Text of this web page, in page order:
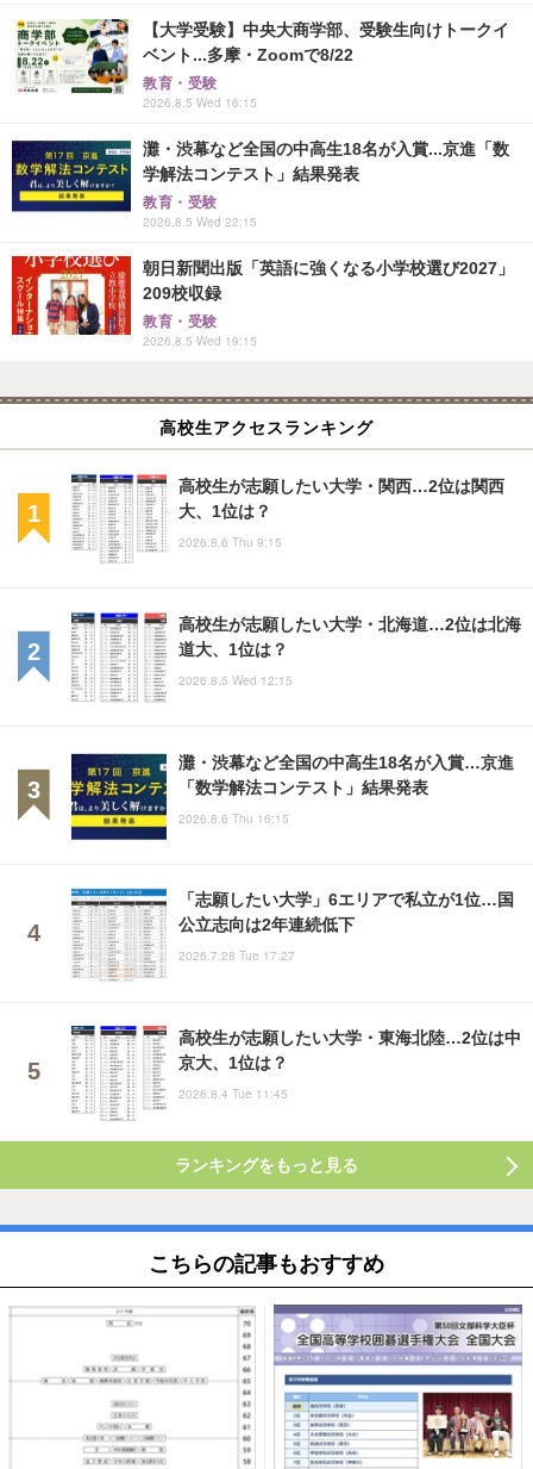
【大学受験】中央大商学部、受験生向けトークイ
ベント...多摩・Zoomで8/22
教育・受験
2026.8.5 Wed 16:15
灘・渋幕など全国の中高生18名が入賞...京進「数
学解法コンテスト」結果発表
教育・受験
2026.8.5 Wed 22:15
朝日新聞出版「英語に強くなる小学校選び2027」
209校収録
教育・受験
2026.8.5 Wed 19:15
高校生アクセスランキング
高校生が志願したい大学・関西…2位は関西
大、1位は？
2026.8.6 Thu 9:15
高校生が志願したい大学・北海道…2位は北海
道大、1位は？
2026.8.5 Wed 12:15
灘・渋幕など全国の中高生18名が入賞…京進
「数学解法コンテスト」結果発表
2026.8.6 Thu 16:15
「志願したい大学」6エリアで私立が1位…国
公立志向は2年連続低下
2026.7.28 Tue 17:27
高校生が志願したい大学・東海北陸…2位は中
京大、1位は？
2026.8.4 Tue 11:45
ランキングをもっと見る
こちらの記事もおすすめ